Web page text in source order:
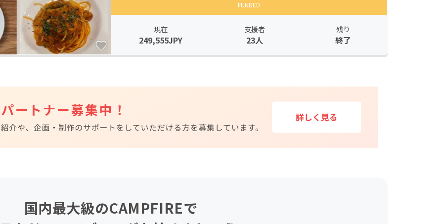
FUNDED
現在
249,555JPY
支援者
23人
残り
終了
国内最大級のCAMPFIREで